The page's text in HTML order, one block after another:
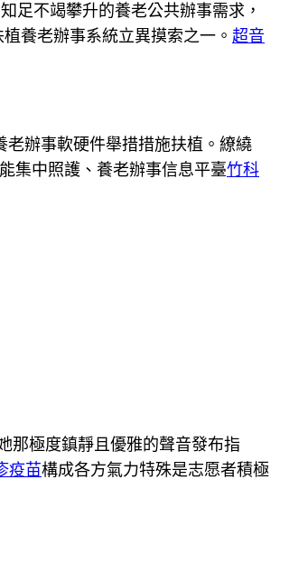
不竭攀升的養老公共辦事需求，
養老辦事系統立異摸索之一。 超音
辦事軟硬件舉措措施扶植。繚繞
集中照護、養老辦事信息平臺竹科
那極度鎮靜且優雅的聲音發布指
疫苗構成各方氣力特殊是志愿者積極